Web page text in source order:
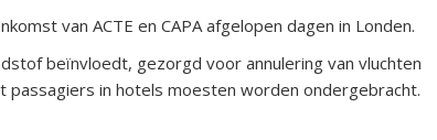
van ACTE en CAPA afgelopen dagen in Londen.
beïnvloedt, gezorgd voor annulering van vluchten
in hotels moesten worden ondergebracht.